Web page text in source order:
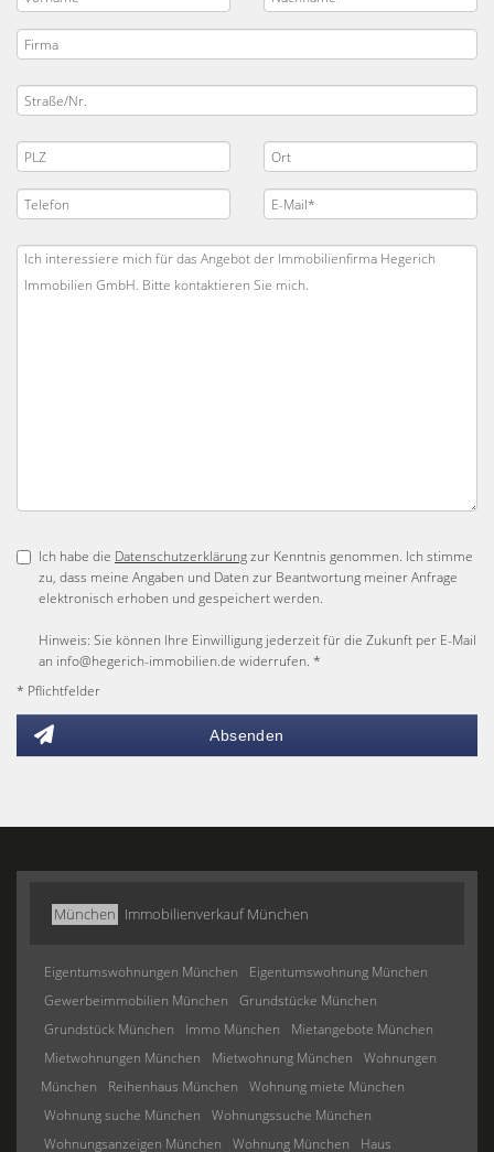
Ich habe die Datenschutzerklärungzur Kenntnis genommen. Ich stimme
zu, dass meine Angaben und Daten zur Beantwortung meiner Anfrage
elektronisch erhoben und gespeichert werden.
Hinweis: Sie können Ihre Einwilligung jederzeit für die Zukunft per E-Mail
an info@hegerich-immobilien.de widerrufen. *
* Pflichtfelder
Absenden
München Immobilienverkauf München
Eigentumswohnungen München
Eigentumswohnung München
Gewerbeimmobilien München
Grundstücke München
Grundstück München
Immo München
Mietangebote München
Mietwohnungen München
Mietwohnung München
Wohnungen
München
Reihenhaus München
Wohnung miete München
Wohnung suche München
Wohnungssuche München
Wohnungsanzeigen München
Wohnung München
Haus